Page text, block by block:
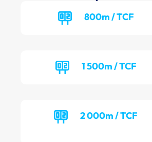
800m / TCF
1 500m / TCF
2 000m / TCF